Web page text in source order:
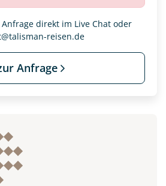
direkt im Live Chat oder
reisen.de
Anfrage
ist uns sehr wichtig!